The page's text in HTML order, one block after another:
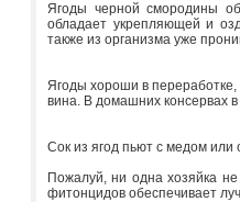
Ягоды черной смородины
обладает укрепляющей и
также из организма уже
Ягоды хороши в переработке,
вина. В домашних консервах
Сок из ягод пьют с медом или
Пожалуй, ни одна хозяйка
фитонцидов обеспечивает